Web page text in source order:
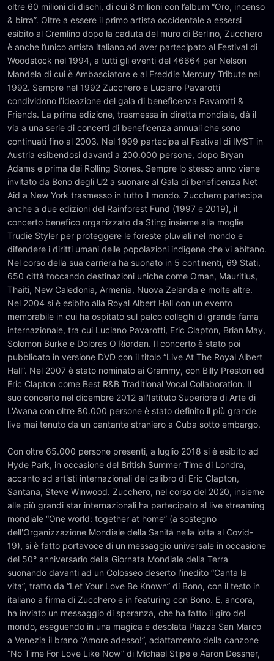
oltre 60 milioni di dischi, di cui 8 milioni con l’album “Oro, incenso
& birra”. Oltre a essere il primo artista occidentale a essersi
esibito al Cremlino dopo la caduta del muro di Berlino, Zucchero
è anche l’unico artista italiano ad aver partecipato al Festival di
Woodstock nel 1994, a tutti gli eventi del 46664 per Nelson
Mandela di cui è Ambasciatore e al Freddie Mercury Tribute nel
1992. Sempre nel 1992 Zucchero e Luciano Pavarotti
condividono l’ideazione del gala di beneficenza Pavarotti &
Friends. La prima edizione, trasmessa in diretta mondiale, dà il
via a una serie di concerti di beneficenza annuali che sono
continuati fino al 2003. Nel 1999 partecipa al Festival di IMST in
Austria esibendosi davanti a 200.000 persone, dopo Bryan
Adams e prima dei Rolling Stones. Sempre lo stesso anno viene
invitato da Bono degli U2 a suonare al Gala di beneficenza Net
Aid a New York trasmesso in tutto il mondo. Zucchero partecipa
anche a due edizioni del Rainforest Fund (1997 e 2019), il
concerto benefico organizzato da Sting insieme alla moglie
Trudie Styler per proteggere le foreste pluviali nel mondo e
difendere i diritti umani delle popolazioni indigene che vi abitano.
Nel corso della sua carriera ha suonato in 5 continenti, 69 Stati,
650 città toccando destinazioni uniche come Oman, Mauritius,
Thaiti, New Caledonia, Armenia, Nuova Zelanda e molte altre.
Nel 2004 si è esibito alla Royal Albert Hall con un evento
memorabile in cui ha ospitato sul palco colleghi di grande fama
internazionale, tra cui Luciano Pavarotti, Eric Clapton, Brian May,
Solomon Burke e Dolores O'Riordan. Il concerto è stato poi
pubblicato in versione DVD con il titolo “Live At The Royal Albert
Hall”. Nel 2007 è stato nominato ai Grammy, con Billy Preston ed
Eric Clapton come Best R&B Traditional Vocal Collaboration. Il
suo concerto nel dicembre 2012 all'Istituto Superiore di Arte di
L'Avana con oltre 80.000 persone è stato definito il più grande
live mai tenuto da un cantante straniero a Cuba sotto embargo.
Con oltre 65.000 persone presenti, a luglio 2018 si è esibito ad
Hyde Park, in occasione del British Summer Time di Londra,
accanto ad artisti internazionali del calibro di Eric Clapton,
Santana, Steve Winwood. Zucchero, nel corso del 2020, insieme
alle più grandi star internazionali ha partecipato al live streaming
mondiale “One world: together at home” (a sostegno
dell'Organizzazione Mondiale della Sanità nella lotta al Covid-
19), si è fatto portavoce di un messaggio universale in occasione
del 50° anniversario della Giornata Mondiale della Terra
suonando davanti ad un Colosseo deserto l’inedito “Canta la
vita”, tratto da “Let Your Love Be Known” di Bono, con il testo in
italiano a firma di Zucchero e in featuring con Bono. E, ancora,
ha inviato un messaggio di speranza, che ha fatto il giro del
mondo, eseguendo in una magica e desolata Piazza San Marco
a Venezia il brano “Amore adesso!”, adattamento della canzone
“No Time For Love Like Now” di Michael Stipe e Aaron Dessner,